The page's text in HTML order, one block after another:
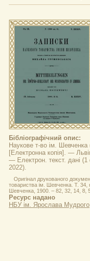
Бібліографічний опис:
Наукове т-во ім. Шевченка
[Електронна копія]. —
— Електрон. текст. дані
2022).
Оригінал друкованого
товариства ім. Шевченка. Т. 34,
Шевченка, 1900. – 82, 32, 14, 8,
Ресурс надано
НБУ ім. Ярослава Мудрого